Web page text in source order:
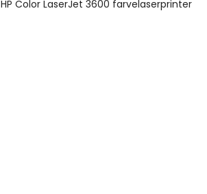
HP Color LaserJet 3600 farvelaserprinter